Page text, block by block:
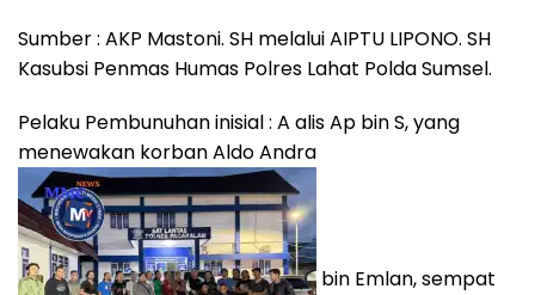
Sumber : AKP Mastoni. SH melalui AIPTU LIPONO. SH
Kasubsi Penmas Humas Polres Lahat Polda Sumsel.
Pelaku Pembunuhan inisial : A alis Ap bin S, yang
menewakan korban Aldo Andra
bin Emlan, sempat